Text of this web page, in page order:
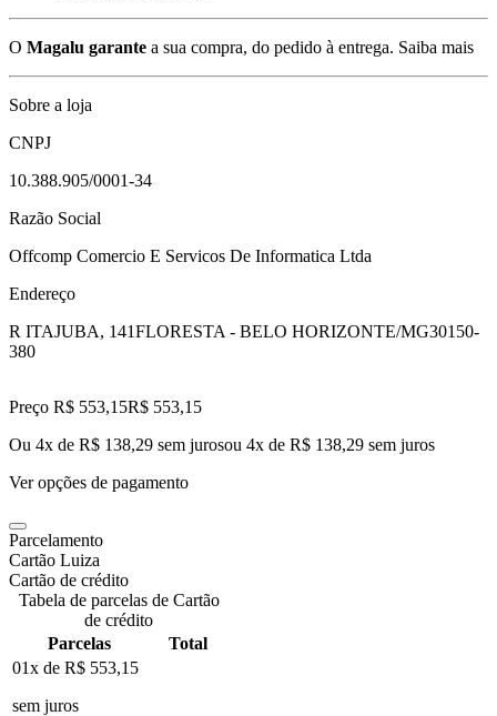
O Magalu garante a sua compra, do pedido à entrega. Saiba mais
Sobre a loja
CNPJ
10.388.905/0001-34
Razão Social
Offcomp Comercio E Servicos De Informatica Ltda
Endereço
R ITAJUBA, 141FLORESTA - BELO HORIZONTE/MG30150-
380
Preço R$ 553,15R$ 553,15
Ou 4x de R$ 138,29 sem jurosou 4x de R$ 138,29 sem juros
Ver opções de pagamento
Parcelamento
Cartão Luiza
Cartão de crédito
Tabela de parcelas de Cartão
de crédito
Parcelas
Total
01x de R$ 553,15
sem juros